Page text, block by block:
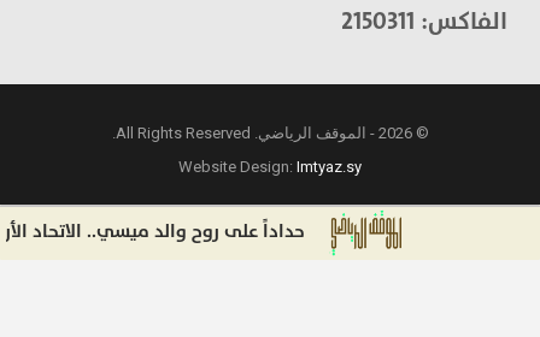
الفاكس: 2150311
© 2026 - الموقف الرياضي. All Rights Reserved.
Website Design:Imtyaz.sy
حداداً على روح والد ميسي.. الاتحاد